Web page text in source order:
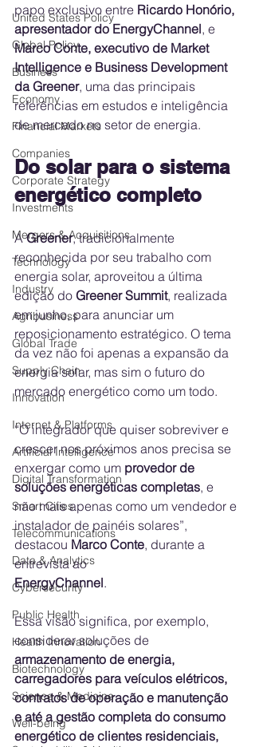
United States Policy
Global Policy
Business
Economy
Financial Markets
Companies
Corporate Strategy
Investments
Mergers & Acquisitions
Technology
Industry
Agribusiness
Global Trade
Supply Chain
Innovation
Internet & Platforms
Artificial Intelligence
Digital Transformation
Smart Cities
Telecommunications
Data & Analytics
Cybersecurity
Public Health
Health Innovation
Biotechnology
Science & Medicine
Well-being
papo exclusivo entre Ricardo Honório,
apresentador do EnergyChannel, e
Marco Conte, executivo de Market
Intelligence e Business Development
da Greener, uma das principais
referências em estudos e inteligência
de mercado no setor de energia.
Do solar para o sistema
energético completo
A Greener, tradicionalmente
reconhecida por seu trabalho com
energia solar, aproveitou a última
edição do Greener Summit, realizada
em junho, para anunciar um
reposicionamento estratégico. O tema
da vez não foi apenas a expansão da
energia solar, mas sim o futuro do
mercado energético como um todo.
“O integrador que quiser sobreviver e
crescer nos próximos anos precisa se
enxergar como um provedor de
soluções energéticas completas, e
não mais apenas como um vendedor e
instalador de painéis solares”,
destacou Marco Conte, durante a
entrevista ao
EnergyChannel.
Essa visão significa, por exemplo,
considerar soluções de
armazenamento de energia,
carregadores para veículos elétricos,
contratos de operação e manutenção
e até a gestão completa do consumo
energético de clientes residenciais,